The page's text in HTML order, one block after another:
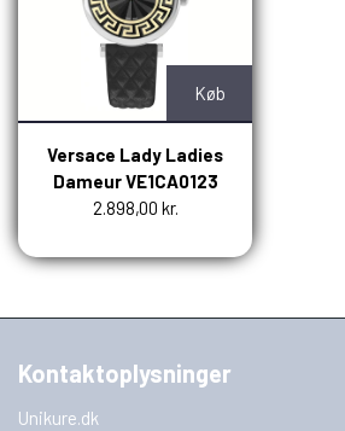
Køb
Versace Lady Ladies
Dameur VE1CA0123
2.898,00 kr.
Kontaktoplysninger
Unikure.dk